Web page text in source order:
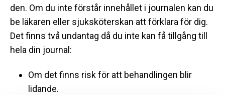
den. Om du inte förstår innehållet i journalen kan du
be läkaren eller sjuksköterskan att förklara för dig.
Det finns två undantag då du inte kan få tillgång till
hela din journal:
Om det finns risk för att behandlingen blir
lidande.